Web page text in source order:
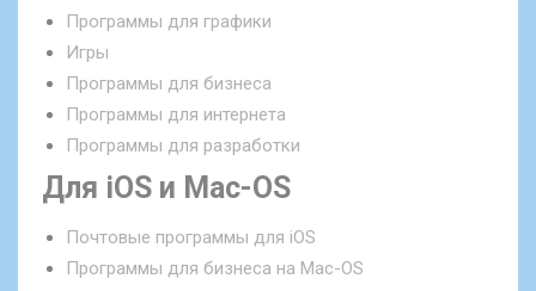
Программы для графики
Игры
Программы для бизнеса
Программы для интернета
Программы для разработки
Для iOS и Mac-OS
Почтовые программы для iOS
Программы для бизнеса на Mac-OS